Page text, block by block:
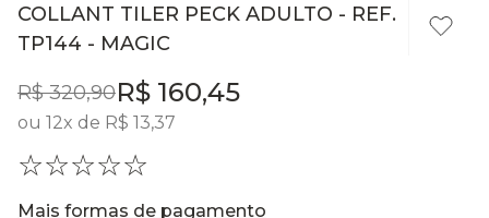
COLLANT TILER PECK ADULTO - REF.
TP144 - MAGIC
R$ 320,90R$ 160,45
ou 12x de R$ 13,37
☆☆☆☆☆
Mais formas de pagamento